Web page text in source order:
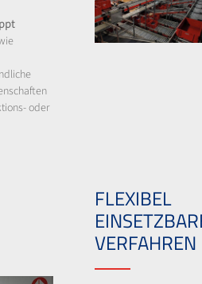
oder
FLEXIBEL
VERFAHREN